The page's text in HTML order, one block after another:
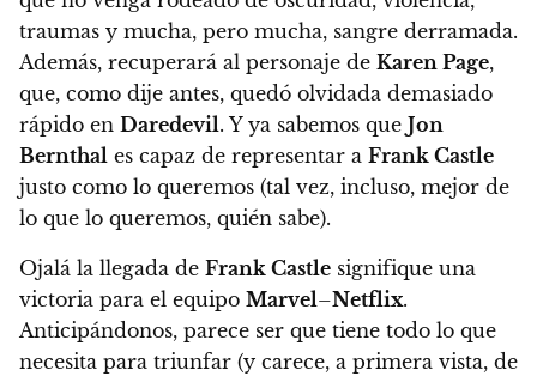
traumas y mucha, pero mucha, sangre derramada.
Además, recuperará al personaje de Karen Page,
que, como dije antes, quedó olvidada demasiado
rápido en Daredevil. Y ya sabemos que Jon
Bernthal es capaz de representar a Frank Castle
justo como lo queremos (tal vez, incluso, mejor de
lo que lo queremos, quién sabe).
Ojalá la llegada de Frank Castle signifique una
victoria para el equipo Marvel–Netflix.
Anticipándonos, parece ser que tiene todo lo que
necesita para triunfar (y carece, a primera vista, de